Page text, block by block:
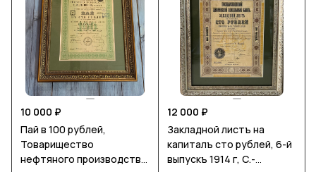
10 000 ₽
Пай в 100 рублей,
Товарищество
нефтяного производства,
12 000 ₽
Закладной листъ на
капиталъ сто рублей, 6-й
выпускъ 1914 г, С.-